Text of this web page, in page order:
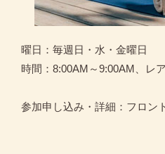
曜日：毎週日・水・金曜日
時間：8:00AM～9:00AM、レ
参加申し込み・詳細：フロン